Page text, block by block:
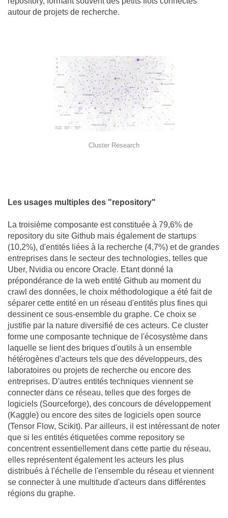
autour de projets de recherche.
Cluster Research
Les usages multiples des "repository"
La troisième composante est constituée à 79,6% de
repository du site Github mais également de startups
(10,2%), d'entités liées à la recherche (4,7%) et de grandes
entreprises dans le secteur des technologies, telles que
Uber, Nvidia ou encore Oracle. Etant donné la
prépondérance de la web entité Github au moment du
crawl des données, le choix méthodologique a été fait de
séparer cette entité en un réseau d'entités plus fines qui
dessinent ce sous-ensemble du graphe. Ce choix se
justifie par la nature diversifié de ces acteurs. Ce cluster
forme une composante technique de l'écosystème dans
laquelle se lient des briques d'outils à un ensemble
hétérogènes d'acteurs tels que des développeurs, des
laboratoires ou projets de recherche ou encore des
entreprises. D'autres entités techniques viennent se
connecter dans ce réseau, telles que des forges de
logiciels (Sourceforge), des concours de développement
(Kaggle) ou encore des sites de logiciels open source
(Tensor Flow, Scikit). Par ailleurs, il est intéressant de noter
que si les entités étiquetées comme repository se
concentrent essentiellement dans cette partie du réseau,
elles représentent également les acteurs les plus
distribués à l'échelle de l'ensemble du réseau et viennent
se connecter à une multitude d'acteurs dans différentes
régions du graphe.